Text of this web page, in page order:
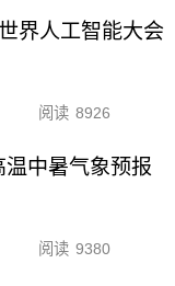
界人工智能大会
阅读 8926
中暑气象预报
阅读 9380